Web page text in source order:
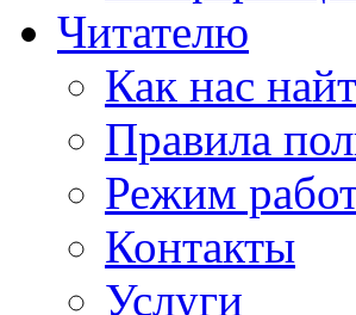
Читателю
Как нас
Правила
Режим
Контакты
Услуги